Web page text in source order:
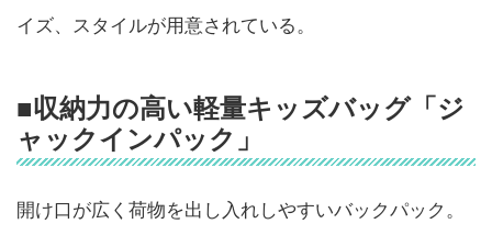
イズ、スタイルが用意されている。
■収納力の高い軽量キッズバッグ「ジ
ャックインパック」
開け口が広く荷物を出し入れしやすいバックパック。